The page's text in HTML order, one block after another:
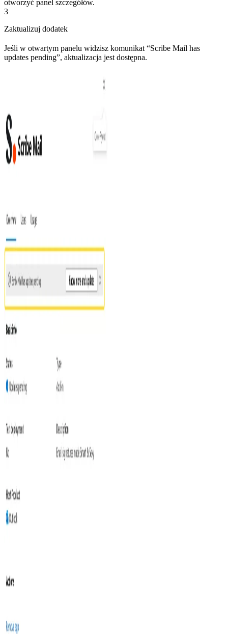
otworzyć panel szczegółów.
3
Zaktualizuj dodatek
Jeśli w otwartym panelu widzisz komunikat “Scribe Mail has
updates pending”, aktualizacja jest dostępna.